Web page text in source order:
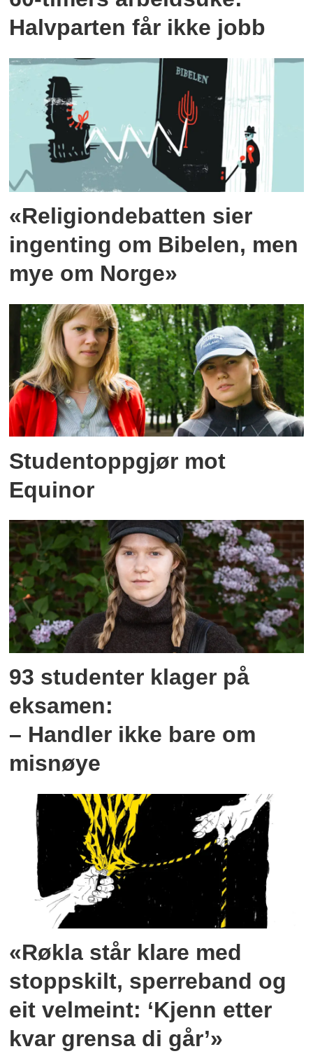
Halvparten får ikke jobb
«Religiondebatten sier
ingenting om Bibelen, men
mye om Norge»
Studentoppgjør mot
Equinor
93 studenter klager på
eksamen:
– Handler ikke bare om
misnøye
«Røkla står klare med
stoppskilt, sperreband og
eit velmeint: ‘Kjenn etter
kvar grensa di går’»